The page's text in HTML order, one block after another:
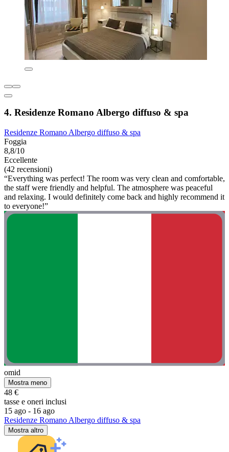
4. Residenze Romano Albergo diffuso & spa
Residenze Romano Albergo diffuso & spa
Foggia
8,8/10
Eccellente
(42 recensioni)
“Everything was perfect! The room was very clean and comfortable,
the staff were friendly and helpful. The atmosphere was peaceful
and relaxing. I would definitely come back and highly recommend it
to everyone!”
omid
Mostra meno
48 €
tasse e oneri inclusi
15 ago - 16 ago
Residenze Romano Albergo diffuso & spa
Mostra altro